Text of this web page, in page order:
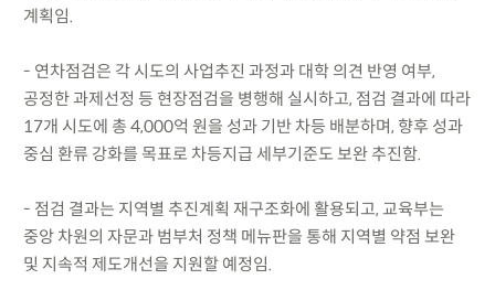
계획임.
- 연차점검은 각 시도의 사업추진 과정과 대학 의견 반영 여부,
공정한 과제선정 등 현장점검을 병행해 실시하고, 점검 결과에 따라
17개 시도에 총 4,000억 원을 성과 기반 차등 배분하며, 향후 성과
중심 환류 강화를 목표로 차등지급 세부기준도 보완 추진함.
- 점검 결과는 지역별 추진계획 재구조화에 활용되고, 교육부는
중앙 차원의 자문과 범부처 정책 메뉴판을 통해 지역별 약점 보완
및 지속적 제도개선을 지원할 예정임.